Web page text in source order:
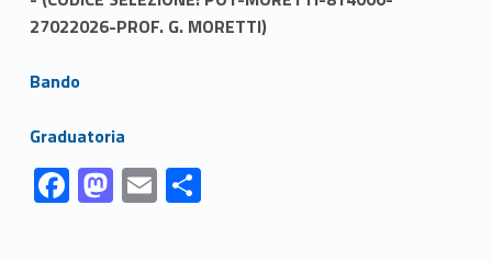
27022026-PROF. G. MORETTI)
Link identifier #identifier__18819-1
Bando
Link identifier #identifier__161811-2
Graduatoria
Link identifier #identifier__193782-1
F
ac
Link identifier #identifier__42287-2 M
as
Link identifier #identifier__93888-3 E
m
Link identifier #identifier__22846-4 C